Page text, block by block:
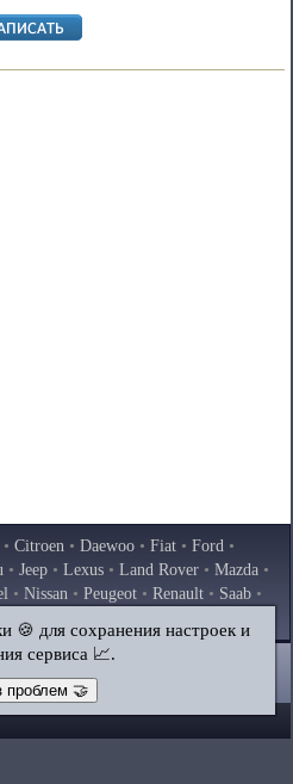
• Citroen • Daewoo • Fiat • Ford •
• Jeep • Lexus • Land Rover • Mazda •
• Nissan • Peugeot • Renault • Saab •
|Полная версия
|Поиск по сайту
🍪 для сохранения настроек и
сервиса 📈.
проблем 🤝